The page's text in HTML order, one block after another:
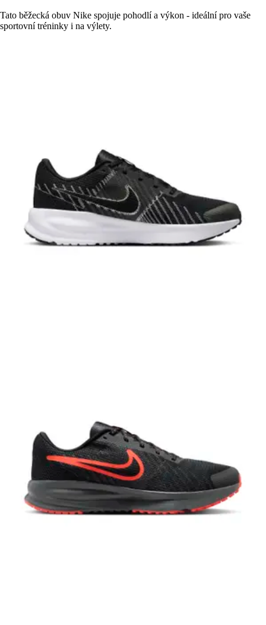
Tato běžecká obuv Nike spojuje pohodlí a výkon - ideální pro vaše
sportovní tréninky i na výlety.